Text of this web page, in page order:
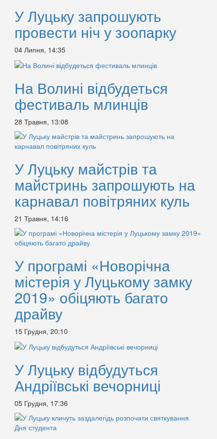
У Луцьку запрошують
провести ніч у зоопарку
04 Липня, 14:35
На Волині відбудеться
фестиваль млинців
28 Травня, 13:08
У Луцьку майстрів та
майстринь запрошують на
карнавал повітряних куль
21 Травня, 14:16
У програмі «Новорічна
містерія у Луцькому замку
2019» обіцяють багато
драйву
15 Грудня, 20:10
У Луцьку відбудуться
Андріївські вечорниці
05 Грудня, 17:36